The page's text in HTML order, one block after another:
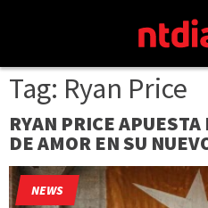
Tag: Ryan Price
RYAN PRICE
DE AMOR EN SU
NEWS